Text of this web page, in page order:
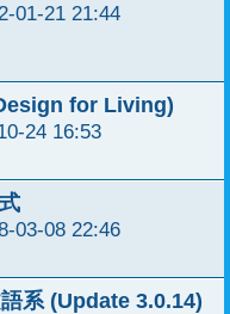
01-21 21:44
for Living)
24 16:53
03-08 22:46
系 (Update 3.0.14)